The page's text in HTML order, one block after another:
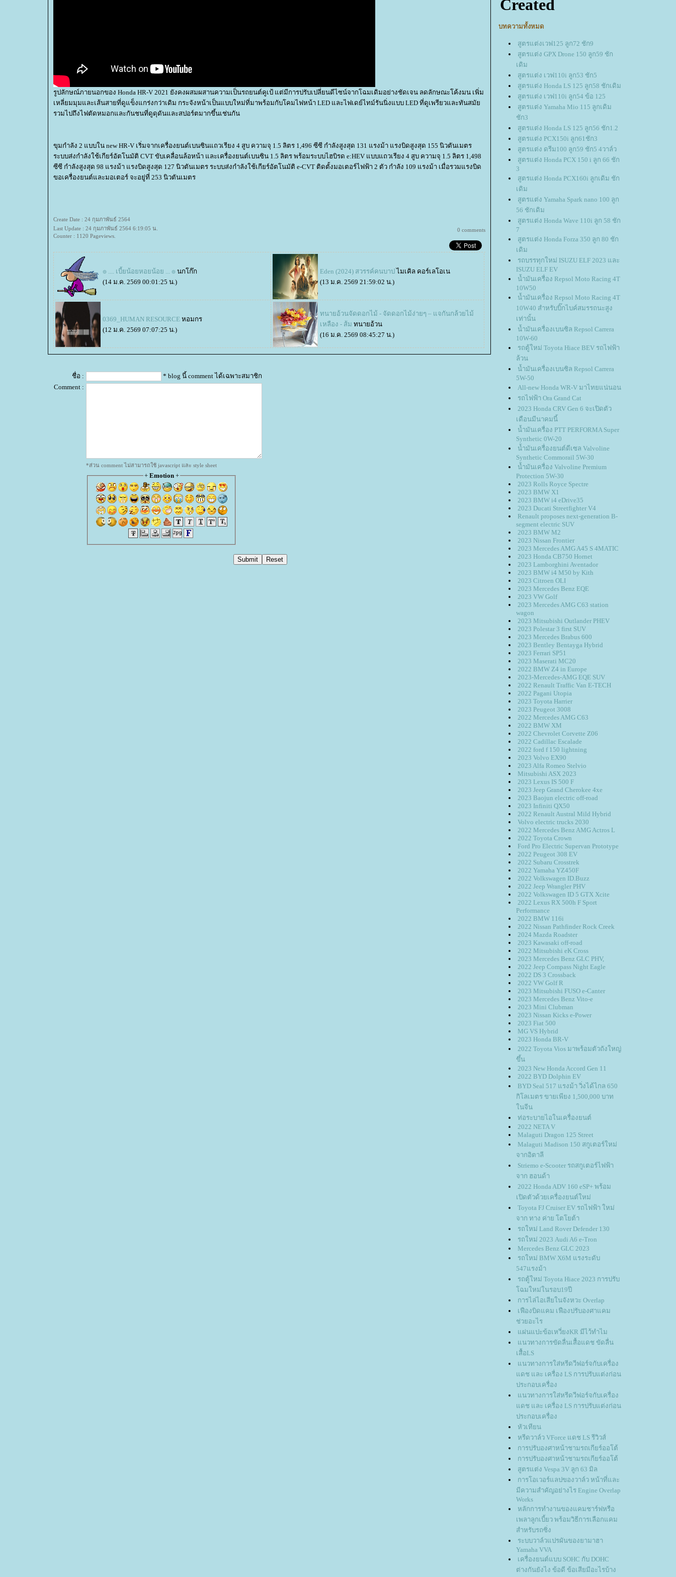
รูปลักษณ์ภายนอกของ Honda HR-V 2021 ยังคงผสมผสานความเป็นรถยนต์คูเป้ แต่มีการปรับเปลี่ยนดีไซน์จากโฉมเดิมอย่างชัดเจน ลดลักษณะโค้งมน เพิ่ม
เหลี่ยมมุมและเส้นสายที่ดูแข็งแกร่งกว่าเดิม กระจังหน้าเป็นแบบใหม่ที่มาพร้อมกับโคมไฟหน้า LED และไฟเดย์ไทม์รันนิ่งแบบ LED ที่ดูเพรียวและทันสมั
รวมไปถึงไฟตัดหมอกและกันชนที่ดูดุดันและสปอร์ตมากขึ้นเช่นกัน
ขุมกำลัง 2 แบบใน new HR-V เริ่มจากเครื่องยนต์เบนซินแถวเรียง 4 สูบ ความจุ 1.5 ลิตร 1,496 ซีซี กำลังสูงสุด 131 แรงม้า แรงบิดสูงสุด 155 นิวตันเมตร
ระบบส่งกำลังใช้เกียร์อัตโนมัติ CVT ขับเคลื่อนล้อหน้า และเครื่องยนต์เบนซิน 1.5 ลิตร พร้อมระบบไฮบิรด e:HEV แบบแถวเรียง 4 สูบ ความจุ 1.5 ลิตร 1,498
ซีซี กำลังสูงสุด 98 แรงม้า แรงบิดสูงสุด 127 นิวตันเมตร ระบบส่งกำลังใช้เกียร์อัตโนมัติ e-CVT ติดตั้งมอเตอร์ไฟฟ้า 2 ตัว กำลัง 109 แรงม้า เมื่อรวมแรงบิด
ขอเครื่องยนต์และมอเตอร์ จะอยู่ที่ 253 นิวตันเมตร
Create Date : 24 กุมภาพันธ์ 2564
Last Update : 24 กุมภาพันธ์ 2564 6:19:05 น.
Counter : 1120 Pageviews.
0 comments
๏ .... เบี้ยน้อยหอยน้อย ... ๏ นกโก๊ก
(14 ม.ค. 2569 00:01:25 น.)
Eden (2024) สวรรค์คนบาป ไมเคิล คอร์เลโอเน
(13 ม.ค. 2569 21:59:02 น.)
0369_HUMAN RESOURCE หอมกร
(12 ม.ค. 2569 07:07:25 น.)
ทนายอ้วนจัดดอกไม้ - จัดดอกไม้ง่ายๆ – แจกันกล้วยไม้
เหลือง - ส้ม ทนายอ้วน
(16 ม.ค. 2569 08:45:27 น.)
ชื่อ :
* blog นี้ comment ได้เฉพาะสมาชิก
Comment :
*ส่วน comment ไม่สามารถใช้ javascript และ style sheet
+ Emotion+
บทความทั้งหมด
สูตรแต่งเวฟ125 ลูก72 ชัก9
สูตรแต่ง GPX Drone 150 ลูก59 ชัก
เดิม
สูตรแต่ง เวฟ110i ลูก53 ชัก5
สูตรแต่ง Honda LS 125 ลูก58 ชักเดิม
สูตรแต่ง เวฟ110i ลูก54 ข้อ 125
สูตรแต่ง Yamaha Mio 115 ลูกเดิม
ชัก3
สูตรแต่ง Honda LS 125 ลูก56 ชัก1.2
สูตรแต่ง PCX150i ลูก61ชัก3
สูตรแต่ง ดรีม100 ลูก59 ชัก5 4วาล์ว
สูตรแต่ง Honda PCX 150 i ลูก 66 ชัก
3
สูตรแต่ง Honda PCX160i ลูกเดิม ชัก
เดิม
สูตรแต่ง Yamaha Spark nano 100 ลูก
56 ชักเดิม
สูตรแต่ง Honda Wave 110i ลูก 58 ชัก
7
สูตรแต่ง Honda Forza 350 ลูก 80 ชัก
เดิม
รถบรรทุกใหม่ ISUZU ELF 2023 และ
ISUZU ELF EV
น้ำมันเครื่อง Repsol Moto Racing 4T
10W50
น้ำมันเครื่อง Repsol Moto Racing 4T
10W40 สำหรับบิ๊กไบค์สมรรถนะสูง
เท่านั้น
น้ำมันเครื่องเบนซิล Repsol Carrera
10W-60
รถตู้ใหม่ Toyota Hiace BEV รถไฟฟ้า
ล้วน
น้ำมันเครื่องเบนซิล Repsol Carrera
5W-50
All-new Honda WR-V มาไทยแน่นอน
รถไฟฟ้า Ora Grand Cat
2023 Honda CRV Gen 6 จะเปิดตัว
เดือนมีนาคมนี้
น้ำมันเครื่อง PTT PERFORMA Super
Synthetic 0W-20
น้ำมันเครื่องยนต์ดีเซล Valvoline
Synthetic Commorail 5W-30
น้ำมันเครื่อง Valvoline Premium
Protection 5W-30
2023 Rolls Royce Spectre
2023 BMW X1
2023 BMW i4 eDrive35
2023 Ducati Streetfighter V4
Renault proposes next-generation B-
segment electric SUV
2023 BMW M2
2023 Nissan Frontier
2023 Mercedes AMG A45 S 4MATIC
2023 Honda CB750 Hornet
2023 Lamborghini Aventador
2023 BMW i4 M50 by Kith
2023 Citroen OLI
2023 Mercedes Benz EQE
2023 VW Golf
2023 Mercedes AMG C63 station
wagon
2023 Mitsubishi Outlander PHEV
2023 Polestar 3 first SUV
2023 Mercedes Brabus 600
2023 Bentley Bentayga Hybrid
2023 Ferrari SP51
2023 Maserati MC20
2022 BMW Z4 in Europe
2023-Mercedes-AMG EQE SUV
2022 Renault Traffic Van E-TECH
2022 Pagani Utopia
2023 Toyota Harrier
2023 Peugeot 3008
2022 Mercedes AMG C63
2022 BMW XM
2022 Chevrolet Corvette Z06
2022 Cadillac Escalade
2022 ford f 150 lightning
2023 Volvo EX90
2023 Alfa Romeo Stelvio
Mitsubishi ASX 2023
2023 Lexus IS 500 F
2023 Jeep Grand Cherokee 4xe
2023 Baojun electric off-road
2023 Infiniti QX50
2022 Renault Austral Mild Hybrid
Volvo electric trucks 2030
2022 Mercedes Benz AMG Actros L
2022 Toyota Crown
Ford Pro Electric Supervan Prototype
2022 Peugeot 308 EV
2022 Subaru Crosstrek
2022 Yamaha YZ450F
2022 Volkswagen ID.Buzz
2022 Jeep Wrangler PHV
2022 Volkswagen ID 5 GTX Xcite
2022 Lexus RX 500h F Sport
Performance
2022 BMW 116i
2022 Nissan Pathfinder Rock Creek
2024 Mazda Roadster
2023 Kawasaki off-road
2022 Mitsubishi eK Cross
2023 Mercedes Benz GLC PHV,
2022 Jeep Compass Night Eagle
2022 DS 3 Crossback
2022 VW Golf R
2023 Mitsubishi FUSO e-Canter
2023 Mercedes Benz Vito-e
2023 Mini Clubman
2023 Nissan Kicks e-Power
2023 Fiat 500
MG VS Hybrid
2023 Honda BR-V
2022 Toyota Vios มาพร้อมตัวถังใหญ่
ขึ้น
2023 New Honda Accord Gen 11
2022 BYD Dolphin EV
BYD Seal 517 แรงม้า วิ่งได้ไกล 650
กิโลเมตร ขายเพียง 1,500,000 บาท
นจีน
ท่อระบายไอในเครื่องยนต์
2022 NETA V
Malaguti Dragon 125 Street
Malaguti Madison 150 สกูเตอร์ใหม่
จากอิตาลี
Striemo e-Scooter รถสกูเตอร์ไฟฟ้า
จาก ฮอนด้า
2022 Honda ADV 160 eSP+ พร้อม
เปิดตัวด้วยเครื่องยนต์ใหม่
Toyota FJ Cruiser EV รถไฟฟ้า ใหม่
จาก ทาง ค่าย โตโยต้า
รถใหม่ Land Rover Defender 130
รถใหม่ 2023 Audi A6 e-Tron
Mercedes Benz GLC 2023
รถใหม่ BMW X6M แรงระดับ
547แรงม้า
รถตู้ใหม่ Toyota Hiace 2023 การปรับ
ฉมใหม่ในรอบ19ปี
การไล่ไอเสียในจังหวะ Overlap
เฟืองบิดแคม เฟืองปรับองศาแคม
ช่วยอะไร
ผ่นแปะข้อเหวี่ยงKR มีไว้ทำไม
นวทางการขัดลื่นเสื้อแดช ขัดลื่น
เสื้อLS
นวทางการใส่หรีดวีฟอร์จกับเครื่อง
ดช และ เครื่อง LS การปรับแต่งก่อน
ประกอบเครื่อง
นวทางการใส่หรีดวีฟอร์จกับเครื่อง
ดช และ เครื่อง LS การปรับแต่งก่อน
ประกอบเครื่อง
หัวเทียน
หรีดวาล์ว VForce แดช LS รีวิวส์
การปรับองศาหน้าชามรถเกียร์ออโต้
การปรับองศาหน้าชามรถเกียร์ออโต้
สูตรแต่ง Vespa 3V ลูก 63 มิล
การโอเวอร์แลปของวาล์ว หน้าที่และ
มีความสำคัญอย่างไร Engine Overlap
Works
หลักการทำงานของแคมชาร์ฟหรือ
เพลาลูกเบี้ยว พร้อมวิธีการเลือกแคม
สำหรับรถซิ่ง
ระบบวาล์วแปรผันของยามาฮา
Yamaha VVA
เครื่องยนต์แบบ SOHC กับ DOHC
ต่างกันยังไง ข้อดี ข้อเสียมีอะไรบ้าง